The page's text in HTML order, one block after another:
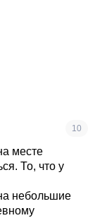
10
месте
То, что у
небольшие